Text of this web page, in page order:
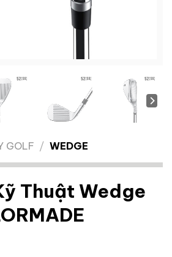
GOLF / WEDGE
Thuật Wedge